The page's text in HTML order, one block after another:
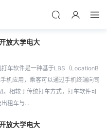
放大学电大
车软件是一种基于LBS（LocationB
机应用，乘客可以通过手机终端向司
相较于传统打车方式，打车软件可
租车与...
放大学电大